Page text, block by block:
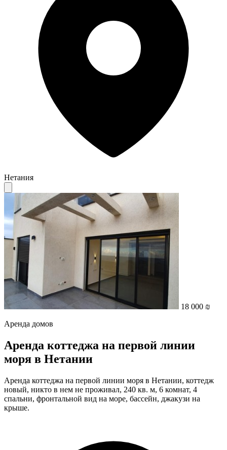
Нетания
18 000 ₪
Аренда домов
Аренда коттеджа на первой линии
моря в Нетании
Аренда коттеджа на первой линии моря в Нетании, коттедж
новый, никто в нем не проживал, 240 кв. м, 6 комнат, 4
спальни, фронтальной вид на море, бассейн, джакузи на
крыше.